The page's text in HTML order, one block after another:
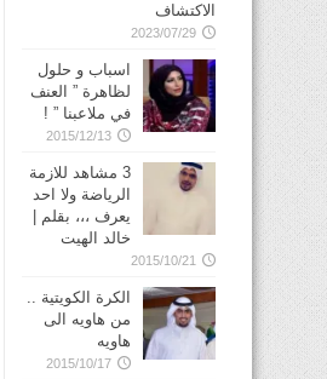
الاكتشاف
2023/07/29
اسباب و حلول
لظاهرة ” العنف
في ملاعبنا ” !
2015/12/13
3 مشاهد للازمة
الرياضة ولا احد
يعرف ،،، بقلم |
خالد الهيت
2015/10/21
الكرة الكويتية ..
من هاويه الى
هاويه
2015/10/17